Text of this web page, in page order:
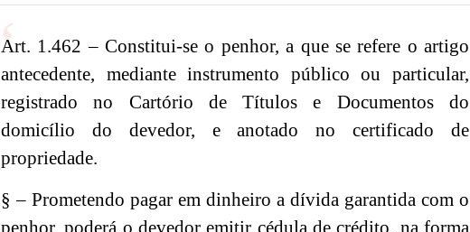
Art. 1.462 – Constitui-se o penhor, a que se refere o artigo
antecedente, mediante instrumento público ou particular,
registrado no Cartório de Títulos e Documentos do
domicílio do devedor, e anotado no certificado de
propriedade.
§ – Prometendo pagar em dinheiro a dívida garantida com o
penhor, poderá o devedor emitir cédula de crédito, na forma